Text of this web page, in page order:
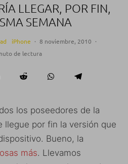
LLEGAR, POR FIN,
SEMANA
iPhone · 8 noviembre, 2010 ·
de lectura
los poseedores de la
llegue por fin la versión que
Bueno, la
más. Llevamos